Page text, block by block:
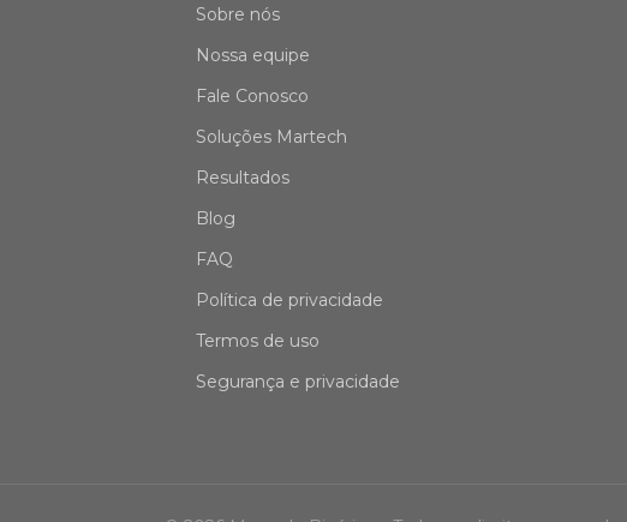
Sobre nós
Nossa equipe
Fale Conosco
Soluções Martech
Resultados
Blog
FAQ
Política de privacidade
Termos de uso
Segurança e privacidade